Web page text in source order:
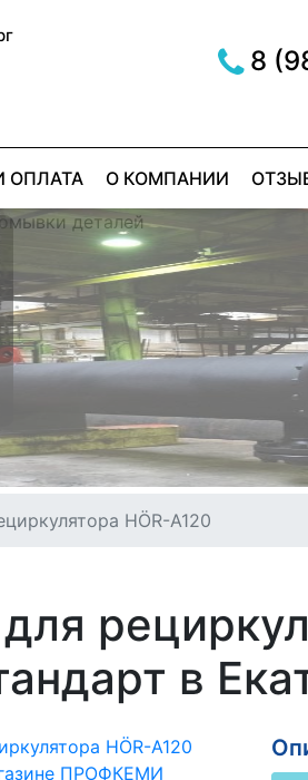
8
ОПЛАТА О КОМПАНИИ
HÖR-А120
в